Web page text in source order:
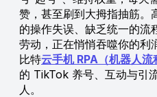
赞，甚至刷到大拇指抽筋。
的操作失误、缺乏统一的
劳动，正在悄悄吞噬你的利
比特云手机 RPA（机器人流
的 TikTok 养号、互动与引
人。